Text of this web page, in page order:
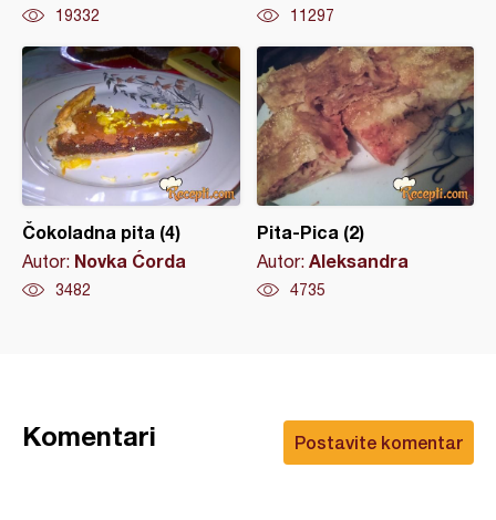
19332 11297
Čokoladna pita (4)
Autor: Novka Ćorda
3482
Pita-Pica (2)
Autor: Aleksandra
4735
Postavite komentar
Komentari